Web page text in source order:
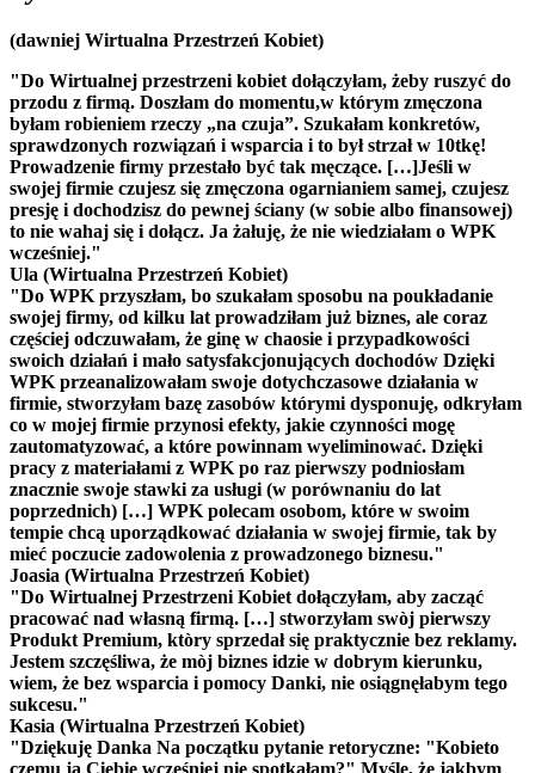
(dawniej Wirtualna Przestrzeń Kobiet)
"Do Wirtualnej przestrzeni kobiet dołączyłam, żeby ruszyć do
przodu z firmą. Doszłam do momentu,w którym zmęczona
byłam robieniem rzeczy „na czuja”. Szukałam konkretów,
sprawdzonych rozwiązań i wsparcia i to był strzał w 10tkę!
Prowadzenie firmy przestało być tak męczące. […]Jeśli w
swojej firmie czujesz się zmęczona ogarnianiem samej, czujesz
presję i dochodzisz do pewnej ściany (w sobie albo finansowej)
to nie wahaj się i dołącz. Ja żałuję, że nie wiedziałam o WPK
wcześniej."
Ula (Wirtualna Przestrzeń Kobiet)
"Do WPK przyszłam, bo szukałam sposobu na poukładanie
swojej firmy, od kilku lat prowadziłam już biznes, ale coraz
częściej odczuwałam, że ginę w chaosie i przypadkowości
swoich działań i mało satysfakcjonujących dochodów Dzięki
WPK przeanalizowałam swoje dotychczasowe działania w
firmie, stworzyłam bazę zasobów którymi dysponuję, odkryłam
co w mojej firmie przynosi efekty, jakie czynności mogę
zautomatyzować, a które powinnam wyeliminować. Dzięki
pracy z materiałami z WPK po raz pierwszy podniosłam
znacznie swoje stawki za usługi (w porównaniu do lat
poprzednich) […] WPK polecam osobom, które w swoim
tempie chcą uporządkować działania w swojej firmie, tak by
mieć poczucie zadowolenia z prowadzonego biznesu."
Joasia (Wirtualna Przestrzeń Kobiet)
"Do Wirtualnej Przestrzeni Kobiet dołączyłam, aby zacząć
pracować nad własną firmą. […] stworzyłam swòj pierwszy
Produkt Premium, ktòry sprzedał się praktycznie bez reklamy.
Jestem szczęśliwa, że mòj biznes idzie w dobrym kierunku,
wiem, że bez wsparcia i pomocy Danki, nie osiągnęłabym tego
sukcesu."
Kasia (Wirtualna Przestrzeń Kobiet)
"Dziękuję Danka Na początku pytanie retoryczne: "Kobieto